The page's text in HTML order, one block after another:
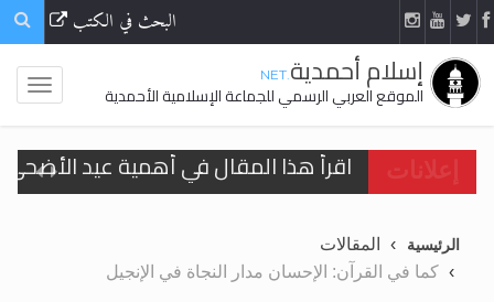
البحث في الكتب
إسلام أحمدية.NET
الموقع العربي الرسمي للجماعة الإسلامية الأحمدية
اقرأ هذا المقال في أهمية عيد
تعميم هامّ لأفراد الجماعة >> المزيد
الرئيسية
المقالات
كما في القرآن: الإحسان مدار النجاة في الإنجيل